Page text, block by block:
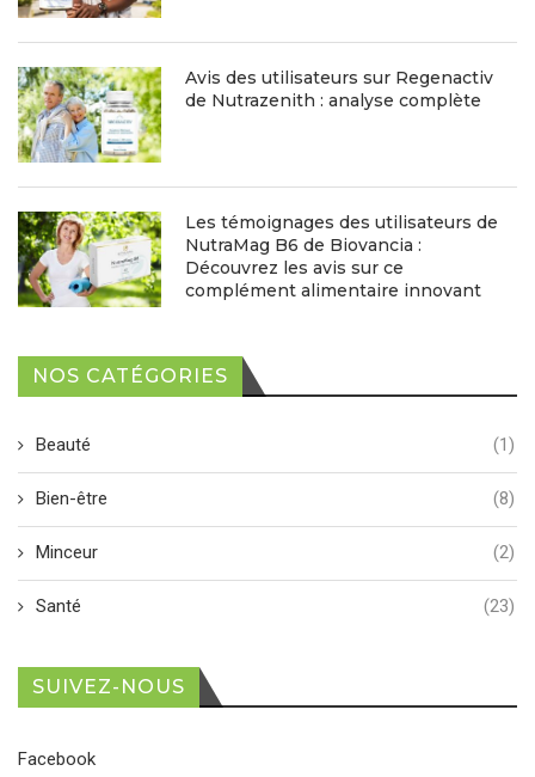
Avis des utilisateurs sur Regenactiv
de Nutrazenith : analyse complète
Les témoignages des utilisateurs de
NutraMag B6 de Biovancia :
Découvrez les avis sur ce
complément alimentaire innovant
NOS CATÉGORIES
Beauté (1)
Bien-être (8)
Minceur (2)
Santé (23)
SUIVEZ-NOUS
Facebook